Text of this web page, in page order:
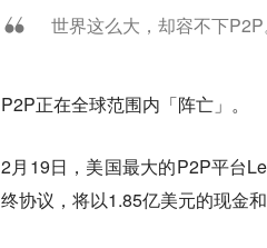
世界这么大，却容不下P2P
P2P正在全球范围内「阵亡」。
2月19日，美国最大的P2P平台
终协议，将以1.85亿美元的现金